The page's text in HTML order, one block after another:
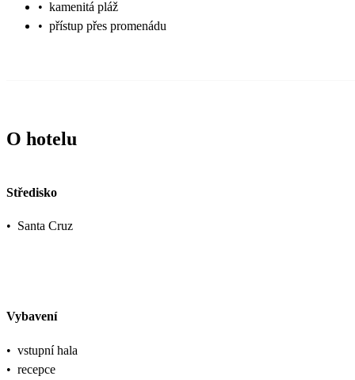
• kamenitá pláž
• přístup přes promenádu
O hotelu
Středisko
• Santa Cruz
Vybavení
• vstupní hala
• recepce